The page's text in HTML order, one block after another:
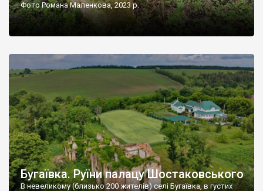
Фото Романа Маленкова, 2023 р.
Бугаївка. Руїни палацу Шостаковського
В невеликому (близько 200 жителів) селі Бугаївка, в густих